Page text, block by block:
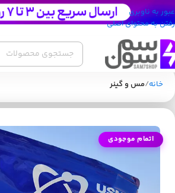
عبور به ناوبری
رفتن به محتوای اصلی
خانه مس و گینر
اتمام موجودی